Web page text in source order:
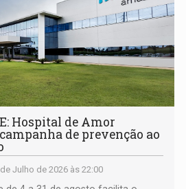
Hospital de Amor
de prevenção ao
Julho de 2026 às 22:00